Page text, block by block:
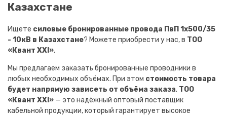
Казахстане
Ищете силовые бронированные провода ПвП 1х500/35
- 10кВ в Казахстане? Можете приобрести у нас, в ТОО
«Квант XXI».
Мы предлагаем заказать бронированные проводники в
любых необходимых объёмах. При этом стоимость товара
будет напрямую зависеть от объёма заказа. ТОО
«Квант XXI» — это надёжный оптовый поставщик
кабельной продукции, который гарантирует высокое